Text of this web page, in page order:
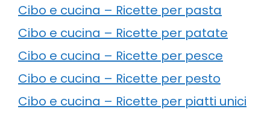
Cibo e cucina – Ricette per pasta
Cibo e cucina – Ricette per patate
Cibo e cucina – Ricette per pesce
Cibo e cucina – Ricette per pesto
Cibo e cucina – Ricette per piatti unici